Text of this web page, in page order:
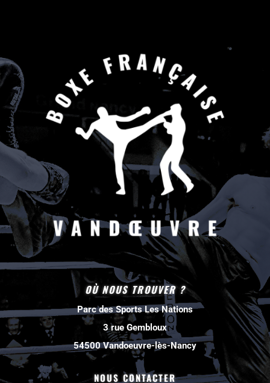
OÙ NOUS TROUVER ?
Parc des Sports Les Nations
3 rue Gembloux
54500 Vandoeuvre-lès-Nancy
NOUS CONTACTER